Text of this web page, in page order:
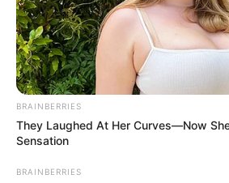
BRAINBERRIES
They Laughed At Her Curves—Now
Sensation
BRAINBERRIES